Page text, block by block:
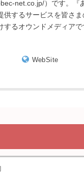
net.co.jp/）です。『
供するサービスを皆さま
するオウンドメディアで
WebSite